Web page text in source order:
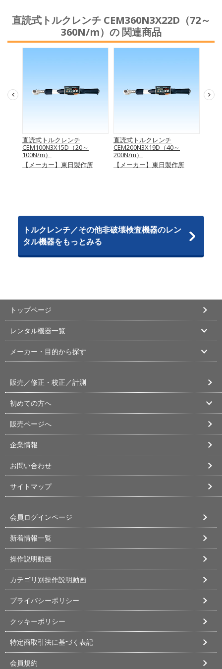
直読式トルクレンチ CEM360N3X22D（72～
360N/m）の 関連商品
直読式トルクレンチ
CEM100N3X15D（20～
100N/m）
【メーカー】東日製作所
直読式トルクレンチ
CEM200N3X19D（40～
200N/m）
【メーカー】東日製作所
トルクレンチ／その他非破壊検査機器のレン
タル機器をもっとみる
トップページ
レンタル機器一覧
メーカー・目的から探す
販売／修正・校正／計測
初めての方へ
販売ページへ
企業情報
お問い合わせ
サイトマップ
会員ログインページ
新着情報一覧
操作説明動画
カテゴリ別操作説明動画
プライバシーポリシー
クッキーポリシー
特定商取引法に基づく表記
会員規約